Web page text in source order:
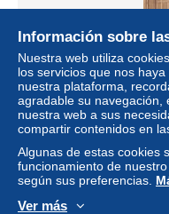
CPA BELGIQUE /
DE DON
Información sobre
Nuestra web utiliza
los servicios que nos
nuestra plataforma,
agradable su navegación,
nuestra web a sus
compartir contenidos en
Algunas de estas cookies
funcionamiento de
según sus preferencias.
Ver más